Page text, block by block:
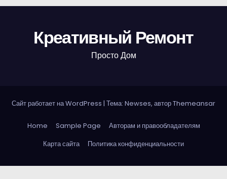
Креативный Ремонт
Просто Дом
Сайт работает на WordPress | Тема: Newses, авторThemeansar
Home Sample Page
Авторам и правообладателям
Карта сайта
Политика конфиденциальности